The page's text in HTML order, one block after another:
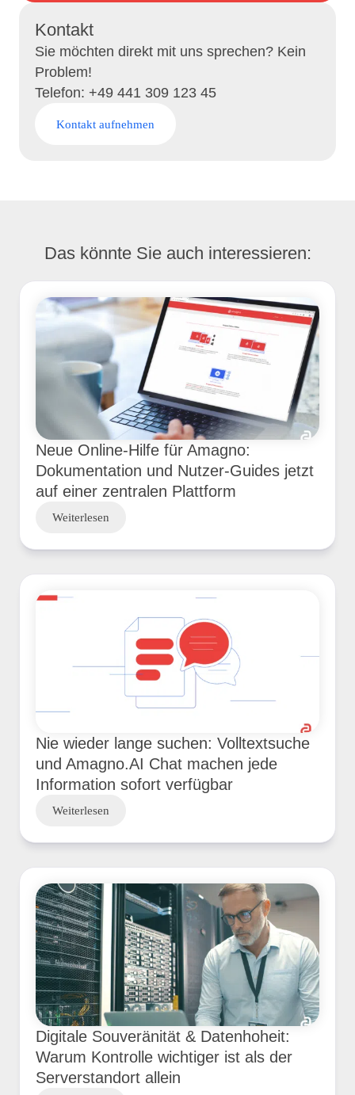
Kontakt
Sie möchten direkt mit uns sprechen? Kein
Problem!
Telefon: +49 441 309 123 45
Kontakt aufnehmen
Das könnte Sie auch interessieren:
Neue Online-Hilfe für Amagno:
Dokumentation und Nutzer-Guides jetzt
auf einer zentralen Plattform
Weiterlesen
Nie wieder lange suchen: Volltextsuche
und Amagno.AI Chat machen jede
Information sofort verfügbar
Weiterlesen
Digitale Souveränität & Datenhoheit:
Warum Kontrolle wichtiger ist als der
Serverstandort allein